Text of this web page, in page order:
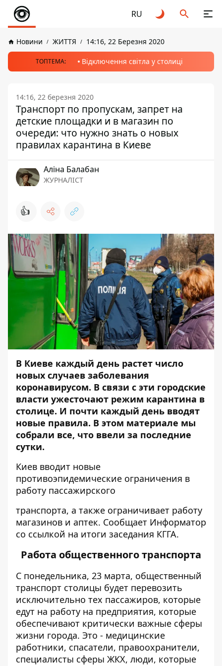
RU
Новини ЖИТТЯ 14:16, 22 Березня 2020
ТОПТЕМА: Відключення світла у столиці
14:16, 22 березня 2020
Транспорт по пропускам, запрет на
детские площадки и в магазин по
очереди: что нужно знать о новых
правилах карантина в Киеве
Аліна Балабан
ЖУРНАЛІСТ
👍
В Киеве каждый день растет число
новых случаев заболевания
коронавирусом. В связи с эти городские
власти ужесточают режим карантина в
столице. И почти каждый день вводят
новые правила. В этом материале мы
собрали все, что ввели за последние
сутки.
Киев вводит новые
противоэпидемические ограничения в
работу пассажирского
транспорта, а также ограничивает работу
магазинов и аптек. Сообщает Информатор
со ссылкой на итоги заседания КГГА.
Работа общественного транспорта
С понедельника, 23 марта, общественный
транспорт столицы будет перевозить
исключительно тех пассажиров, которые
едут на работу на предприятия, которые
обеспечивают критически важные сферы
жизни города. Это - медицинские
работники, спасатели, правоохранители,
специалисты сферы ЖКХ, люди, которые